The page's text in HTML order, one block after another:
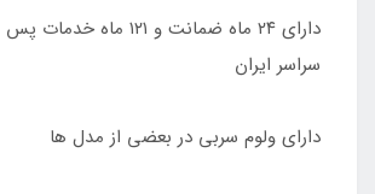
دارای ٢۴ ماه ضمانت و ١٢١
سراسر ایران
دارای ولوم سربی در بعضی از مدل ها